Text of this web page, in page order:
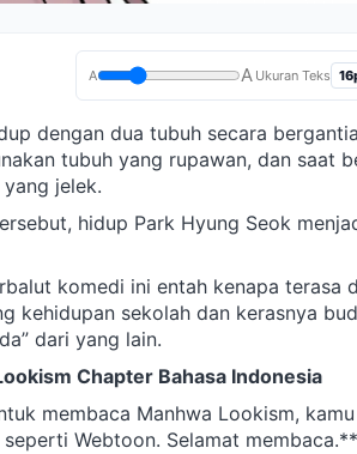
A A Ukuran Teks
dengan dua tubuh secara
tubuh yang rupawan, dan saat
jelek.
hidup Park Hyung Seok
komedi ini entah kenapa terasa
kehidupan sekolah dan kerasnya
dari yang lain.
Chapter Bahasa Indonesia
membaca Manhwa Lookism,
Webtoon. Selamat